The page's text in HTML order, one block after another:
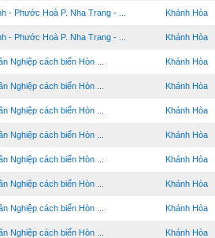
- Phước Hoà P. Nha Trang - ... Khánh Hòa
- Phước Hoà P. Nha Trang - ... Khánh Hòa
Nghiệp cách biển Hòn ... Khánh Hòa
Nghiệp cách biển Hòn ... Khánh Hòa
Nghiệp cách biển Hòn ... Khánh Hòa
Nghiệp cách biển Hòn ... Khánh Hòa
Nghiệp cách biển Hòn ... Khánh Hòa
Nghiệp cách biển Hòn ... Khánh Hòa
Nghiệp cách biển Hòn ... Khánh Hòa
Nghiệp cách biển Hòn ... Khánh Hòa